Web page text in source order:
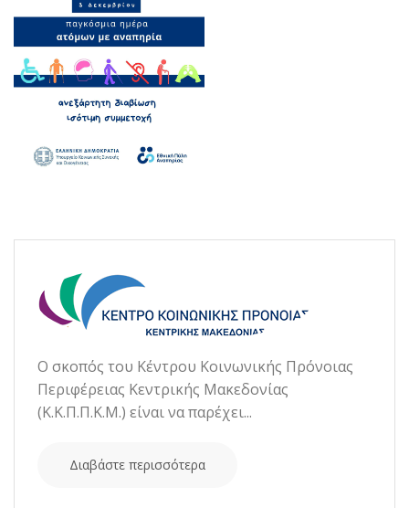
Ο σκοπός του Κέντρου Κοινωνικής Πρόνοιας
Περιφέρειας Κεντρικής Μακεδονίας
(Κ.Κ.Π.Π.Κ.Μ.) είναι να παρέχει...
Διαβάστε περισσότερα